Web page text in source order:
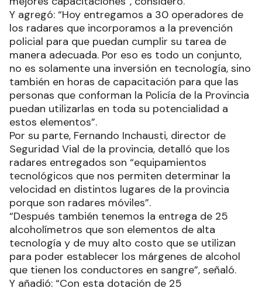
Y agregó: “Hoy entregamos a 30 operadores de
los radares que incorporamos a la prevención
policial para que puedan cumplir su tarea de
manera adecuada. Por eso es todo un conjunto,
no es solamente una inversión en tecnología, sino
también en horas de capacitación para que las
personas que conforman la Policía de la Provincia
puedan utilizarlas en toda su potencialidad a
estos elementos”.
Por su parte, Fernando Inchausti, director de
Seguridad Vial de la provincia, detalló que los
radares entregados son “equipamientos
tecnológicos que nos permiten determinar la
velocidad en distintos lugares de la provincia
porque son radares móviles”.
“Después también tenemos la entrega de 25
alcoholímetros que son elementos de alta
tecnología y de muy alto costo que se utilizan
para poder establecer los márgenes de alcohol
que tienen los conductores en sangre”, señaló.
Y añadió: “Con esta dotación de 25